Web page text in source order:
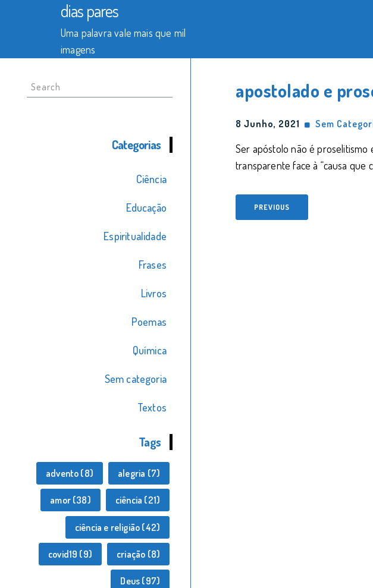
dias pares
Uma palavra vale mais que mil
imagens
Search
for:
Categorias
Ciência
Educação
Espiritualidade
Frases
Livros
Poemas
Química
Sem categoria
Textos
Tags
advento (8) alegria (7)
amor(38) ciência (21)
ciência e religião (42)
covid19 (9) criação (8)
Deus (97)
apostolado e
8 Junho, 2021 Sem
Ser apóstolo não é
transparente face à “causa que
PREVIOUS